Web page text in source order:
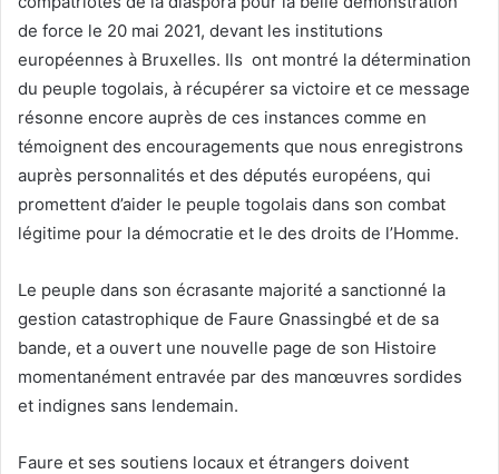
de force le 20 mai 2021, devant les institutions
européennes à Bruxelles. Ils ont montré la détermination
du peuple togolais, à récupérer sa victoire et ce message
résonne encore auprès de ces instances comme en
témoignent des encouragements que nous enregistrons
auprès personnalités et des députés européens, qui
promettent d’aider le peuple togolais dans son combat
légitime pour la démocratie et le des droits de l’Homme.
Le peuple dans son écrasante majorité a sanctionné la
gestion catastrophique de Faure Gnassingbé et de sa
bande, et a ouvert une nouvelle page de son Histoire
momentanément entravée par des manœuvres sordides
et indignes sans lendemain.
Faure et ses soutiens locaux et étrangers doivent